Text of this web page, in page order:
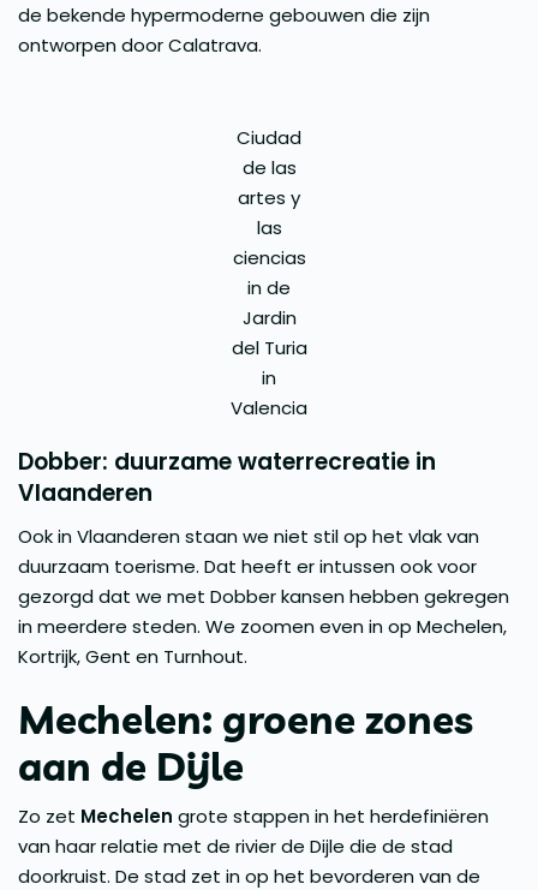
de bekende hypermoderne gebouwen die zijn
ontworpen door Calatrava.
Ciudad
de las
artes y
las
ciencias
in de
Jardin
del Turia
in
Valencia
Dobber: duurzame waterrecreatie in
Vlaanderen
Ook in Vlaanderen staan we niet stil op het vlak van
duurzaam toerisme. Dat heeft er intussen ook voor
gezorgd dat we met Dobber kansen hebben gekregen
in meerdere steden. We zoomen even in op Mechelen,
Kortrijk, Gent en Turnhout.
Mechelen: groene zones
aan de Dijle
Zo zet Mechelen grote stappen in het herdefiniëren
van haar relatie met de rivier de Dijle die de stad
doorkruist. De stad zet in op het bevorderen van de